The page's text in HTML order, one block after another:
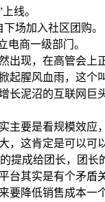
线。
场加入社区团购。
电商一级部门。
出现，在高管会上
起腥风血雨，这个
长泥沼的互联网巨
主要是看规模效应
，这肯定是可以可
提成给团长，团
台其实是有个矛
要降低销售成本一